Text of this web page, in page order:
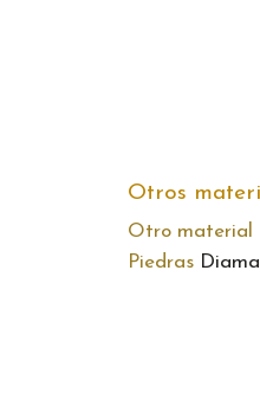
Otros
Otro material
Piedras